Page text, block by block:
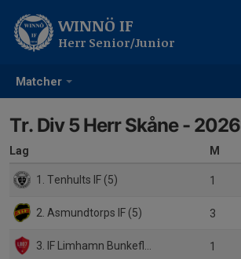
Matcher
WINNÖ IF
Herr Senior/Junior
Tr. Div 5 Herr Skåne - 2026
Lag M
1. Tenhults IF (5) 1
2. Asmundtorps IF (5) 3
3. IF Limhamn Bunkeflo (3) 1